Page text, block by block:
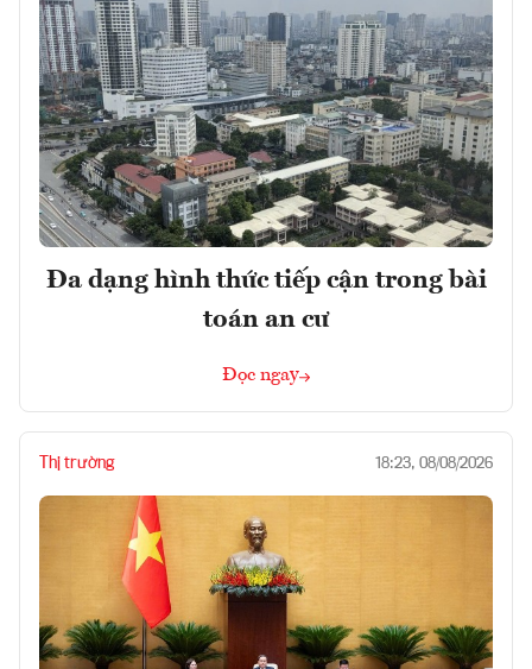
Đa dạng hình thức tiếp cận trong bài
toán an cư
Đọc ngay
Thị trường 18:23, 08/08/2026